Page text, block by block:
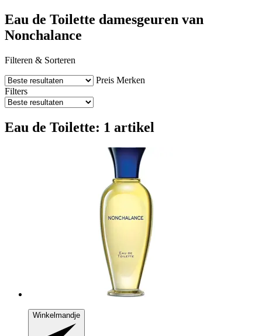
Eau de Toilette damesgeuren van
Nonchalance
Filteren & Sorteren
Preis Merken
Filters
Eau de Toilette: 1 artikel
Winkelmandje